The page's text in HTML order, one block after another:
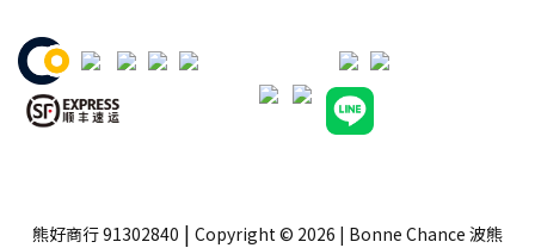
熊好商行 91302840 | Copyright © 2026 | Bonne Chance 波熊